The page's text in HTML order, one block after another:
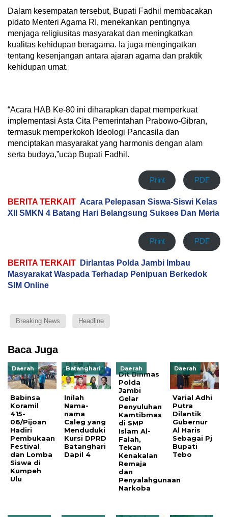
Dalam kesempatan tersebut, Bupati Fadhil membacakan
pidato Menteri Agama RI, menekankan pentingnya
menjaga religiusitas masyarakat dan meningkatkan
kualitas kehidupan beragama. Ia juga mengingatkan
tentang kesenjangan antara ajaran agama dan praktik
kehidupan umat.
“Acara HAB Ke-80 ini diharapkan dapat memperkuat
implementasi Asta Cita Pemerintahan Prabowo-Gibran,
termasuk memperkokoh Ideologi Pancasila dan
menciptakan masyarakat yang harmonis dengan alam
serta budaya,”ucap Bupati Fadhil.
Print PDF
BERITA TERKAIT Acara Pelepasan Siswa-Siswi Kelas
XII SMKN 4 Batang Hari Belangsung Sukses Dan Meria
Print PDF
BERITA TERKAIT
Dirlantas Polda Jambi Imbau
Masyarakat Waspada Terhadap Penipuan Berkedok
SIM Online
Breaking News Headline
Baca Juga
Daerah
Babinsa
Koramil
415-
06/Pijoan
Hadiri
Pembukaan
Festival
dan Lomba
Siswa di
Kumpeh
Ulu
Batanghari
Inilah
Nama-
nama
Caleg yang
Menduduki
Kursi DPRD
Batanghari
Dapil 4
Daerah
Dit Binmas
Polda
Jambi
Gelar
Penyuluhan
Kamtibmas
di SMP
Islam Al-
Falah,
Tekan
Kenakalan
Remaja
dan
Penyalahgunaan
Narkoba
Daerah
Varial Adhi
Putra
Dilantik
Gubernur
Al Haris
Sebagai Pj
Bupati
Tebo